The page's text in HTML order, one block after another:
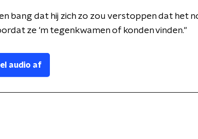
bang dat hij zich zo zou verstoppen dat het
ze 'm tegenkwamen of konden vinden."
audio af